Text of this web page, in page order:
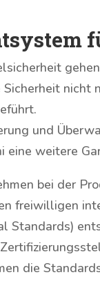
nicht
und
eine weitere
bei der
freiwilligen
Standards)
die